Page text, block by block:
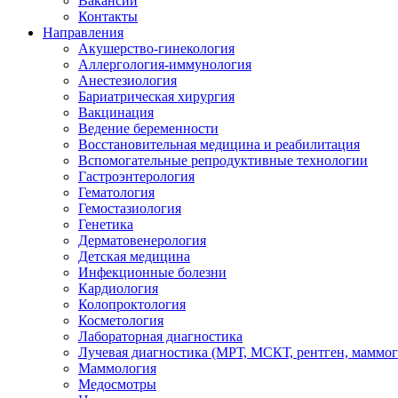
Контакты
Направления
Акушерство-гинекология
Аллергология-иммунология
Анестезиология
Бариатрическая хирургия
Вакцинация
Ведение беременности
Восстановительная медицина и реабилитация
Вспомогательные репродуктивные технологии
Гастроэнтерология
Гематология
Гемостазиология
Генетика
Дерматовенерология
Детская медицина
Инфекционные болезни
Кардиология
Колопроктология
Косметология
Лабораторная диагностика
Лучевая диагностика (МРТ, МСКТ, рентген,
Маммология
Медосмотры